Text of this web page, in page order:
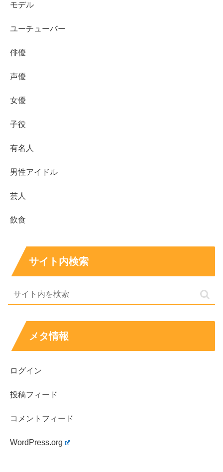
女性からするとちょっと不謹慎かもしれませんが、男性で
Wみゆう 初出場で初のメダル確定👏❤️‍🔥🙌✨
🏓
🇨🇿/バラージョバー🇸🇰
トーナメント表・大会情報👉
pic.twitter.com/oiApFuJORF
2023
腕や太ももの筋肉は卓球選手である以上やや太めであるこ
164cmという高身長で、手足が長く、顔も小さくてスタ
モデル
ユーチューバー
俳優
声優
女優
子役
有名人
男性アイドル
芸人
飲食
サイト内検索
メタ情報
ログイン
投稿フィード
コメントフィード
WordPress.org